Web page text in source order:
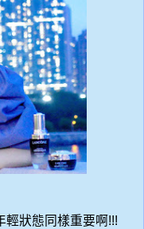
輕狀態同樣重要啊!!!